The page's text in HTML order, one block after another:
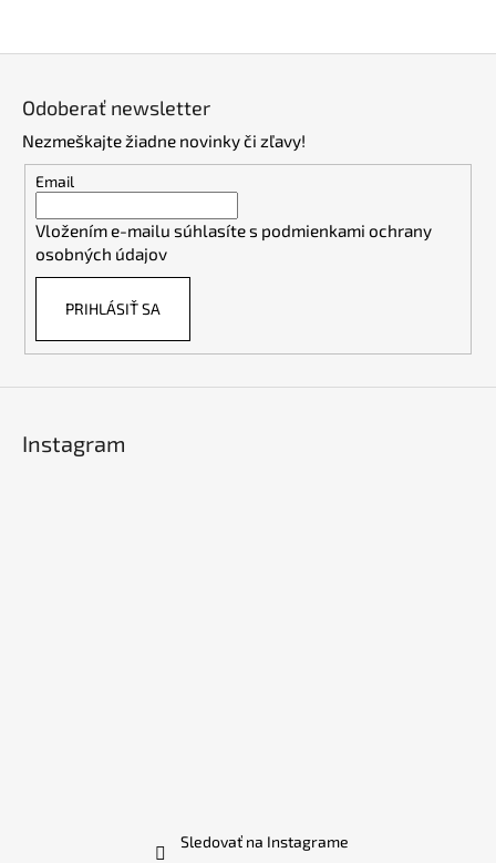
Odoberať newsletter
Nezmeškajte žiadne novinky či zľavy!
Email
Vložením e-mailu súhlasíte s podmienkami ochrany
osobných údajov
PRIHLÁSIŤ SA
Instagram
Sledovať na Instagrame